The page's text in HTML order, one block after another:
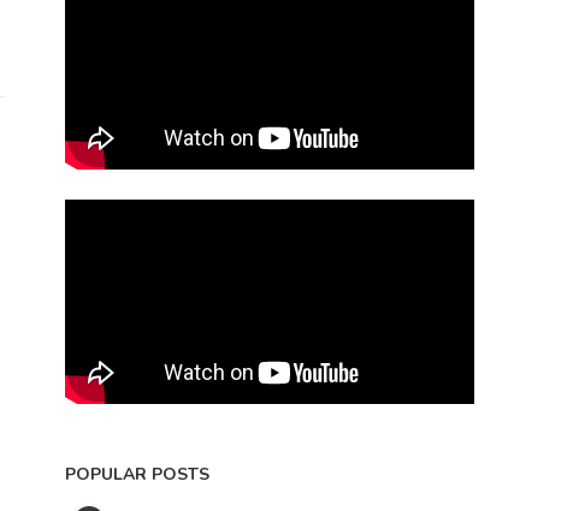
POPULAR POSTS